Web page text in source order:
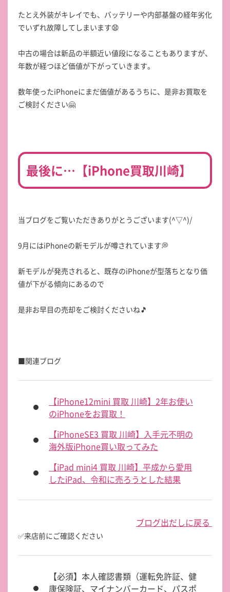
たとえ外装がキレイでも、バッテリーや内部基盤の経年劣化
でいずれ故障してしまいます😧
中古の場合は新品の半額近い値段になることもありますが、
年数が経つほど価値が下がっていきます。
数年使ったiPhoneにまだ価値があるうちに、是非お買取を
ご検討ください🤗
最後に…【iPhone買取川崎】
当ブログをご覧いただきありがとうございます(^▽^)/
9月にはiPhoneの新モデルが噂されています💭
新モデルが発売されると、既存のiPhoneが型落ちとなり価
値が下がる傾向にあるので
是非お早目の売却をご検討くださいね🎵
■関連ブログ
【iPhone12mini 買取 川崎】2年お使い
のiPhoneをお買取！
【iPhoneSE3 買取 川崎】入手元不明の
海外版iPhone買い取ってみた
【iPad mini4 買取 川崎】平成から愛用
したiPad、令和に売ろうとした結果
ブログ出だしに戻る
✅来店前にご確認ください
【必須】本人確認書類（運転免許証、健
康保険証、マイナンバーカード、パスポ